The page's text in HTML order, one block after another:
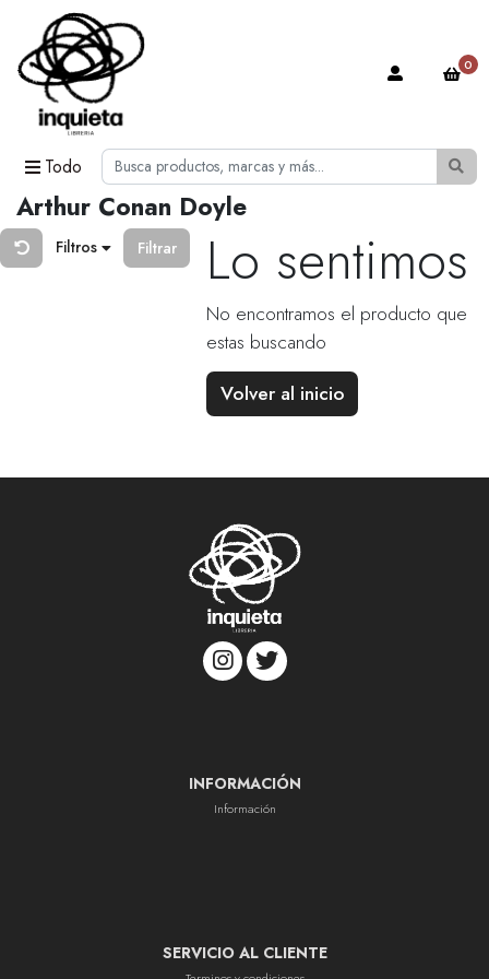
Todo
0
Arthur Conan Doyle
Filtros Filtrar Lo sentimos
No encontramos el producto que
estas buscando
Volver al inicio
INFORMACIÓN
Información
SERVICIO AL CLIENTE